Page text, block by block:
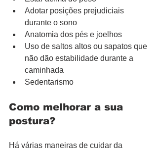
Adotar posições prejudiciais
durante o sono
Anatomia dos pés e joelhos
Uso de saltos altos ou sapatos que
não dão estabilidade durante a
caminhada
Sedentarismo
Como melhorar a sua
postura?
Há várias maneiras de cuidar da